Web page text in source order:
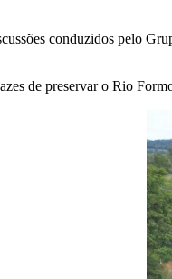
conduzidos pelo
de preservar o Rio